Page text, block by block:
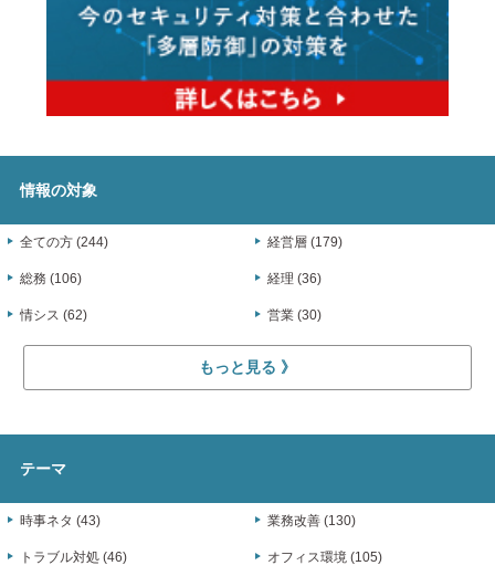
情報の対象
全ての方 (244) 経営層 (179)
総務 (106) 経理 (36)
情シス (62) 営業 (30)
もっと見る
テーマ
時事ネタ (43) 業務改善 (130)
トラブル対処 (46) オフィス環境 (105)